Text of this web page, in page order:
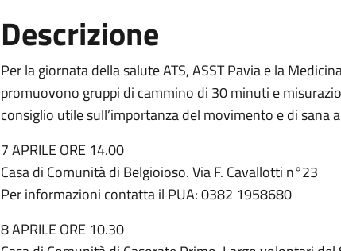
Descrizione
Per la giornata della salute ATS, ASST Pavia e la
promuovono gruppi di cammino di 30 minuti e
consiglio utile sull’importanza del movimento e di sana
7 APRILE ORE 14.00
Casa di Comunità di Belgioioso. Via F. Cavallotti n°23
Per informazioni contatta il PUA: 0382 1958680
8 APRILE ORE 10.30